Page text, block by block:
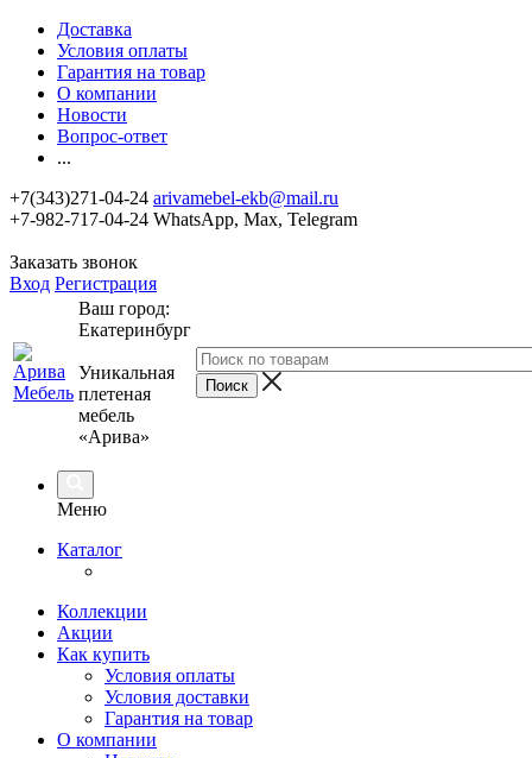
Доставка
Условия оплаты
Гарантия на товар
О компании
Новости
Вопрос-ответ
...
+7(343)271-04-24 arivamebel-ekb@mail.ru
+7-982-717-04-24 WhatsApp, Max, Telegram
Заказать звонок
Вход Регистрация
Ваш город:
Екатеринбург
Уникальная
плетеная
мебель
«Арива»
Меню
Каталог
Коллекции
Акции
Как купить
Условия оплаты
Условия доставки
Гарантия на товар
О компании